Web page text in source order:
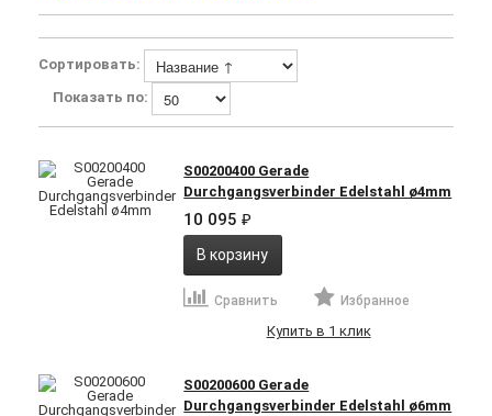
Сортировать:
Показать по:
S00200400 Gerade
Durchgangsverbinder Edelstahl ø4mm
10 095₽
В корзину
Сравнить Избранное
Купить в 1 клик
S00200600 Gerade
Durchgangsverbinder Edelstahl ø6mm